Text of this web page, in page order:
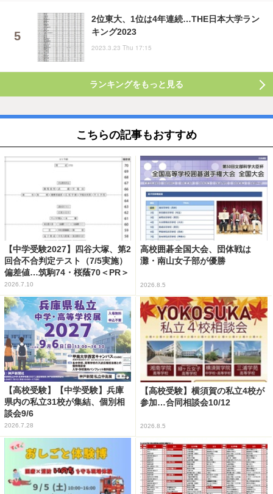
2位東大、1位は4年連続…THE日本大学ラン
キング2023
2023.3.23 Thu 17:15
ランキングをもっと見る
こちらの記事もおすすめ
【中学受験2027】四谷大塚、第2
回合不合判定テスト（7/5実施）
偏差値…筑駒74・桜蔭70＜PR＞
2026.7.10
高校囲碁全国大会、団体戦は
灘・南山女子部が優勝
2026.8.5
【高校受験】【中学受験】兵庫
県内の私立31校が集結、個別相
談会9/6
2026.7.28
【高校受験】横須賀の私立4校が
参加…合同相談会10/12
2026.8.5